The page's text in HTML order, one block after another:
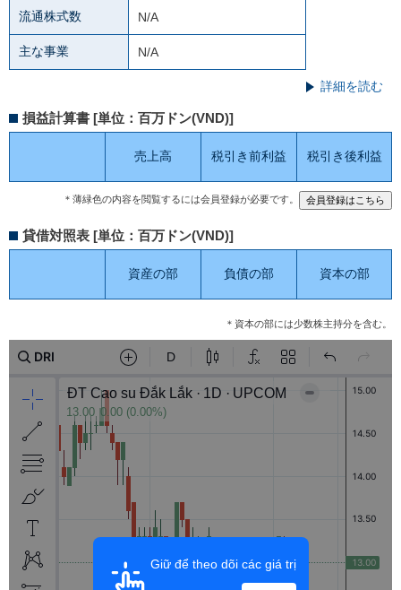
流通株式数 N/A
主な事業 N/A
詳細を読む
損益計算書 [単位：百万ドン(VND)]
売上高 税引き前利益 税引き後利益
＊薄緑色の内容を閲覧するには会員登録が必要です。
貸借対照表 [単位：百万ドン(VND)]
資産の部 負債の部 資本の部
＊資本の部には少数株主持分を含む。